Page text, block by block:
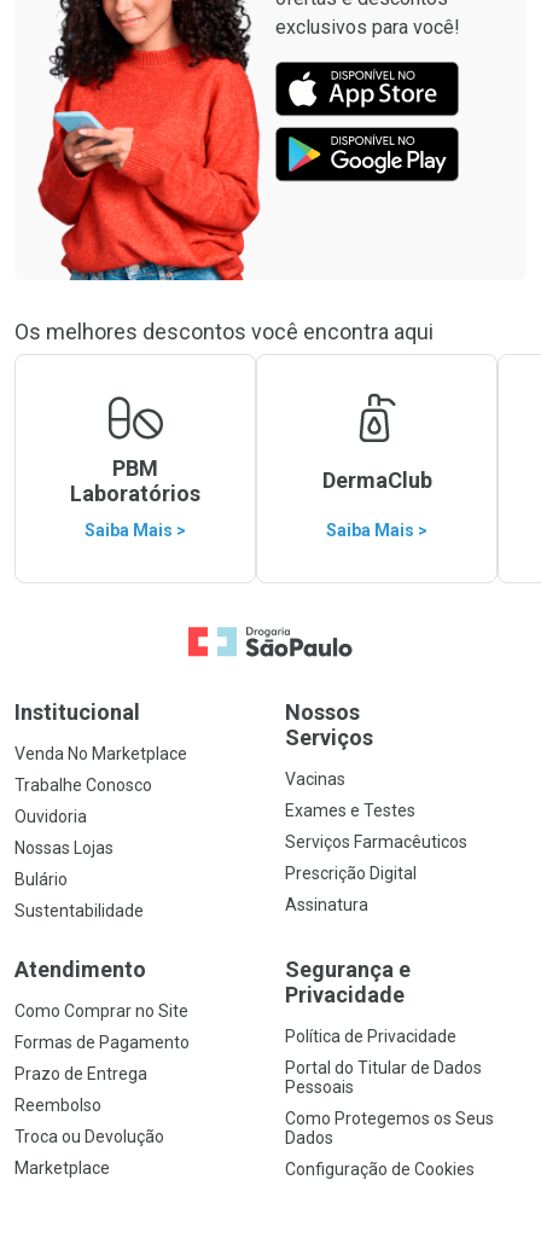
exclusivos para você!
Os melhores descontos você encontra aqui
PBM
Laboratórios
Saiba Mais >
DermaClub
Saiba Mais >
Ir para a Home
Institucional
Venda No Marketplace
Trabalhe Conosco
Ouvidoria
Nossas Lojas
Bulário
Sustentabilidade
Nossos
Serviços
Vacinas
Exames e Testes
Serviços Farmacêuticos
Prescrição Digital
Assinatura
Atendimento
Como Comprar no Site
Formas de Pagamento
Prazo de Entrega
Reembolso
Troca ou Devolução
Marketplace
Segurança e
Privacidade
Política de Privacidade
Portal do Titular de Dados
Pessoais
Como Protegemos os Seus
Dados
Configuração de Cookies